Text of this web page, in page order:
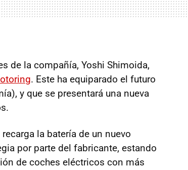
de la compañía, Yoshi Shimoida,
. Este ha equiparado el futuro
y que se presentará una nueva
la batería de un nuevo
por parte del fabricante, estando
de coches eléctricos con más